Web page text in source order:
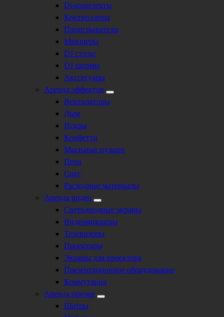
Dj-комплекты
Контроллеры
Проигрыватели
Микшеры
DJ столы
DJ ширмы
Акссесуары
Аренда эффектов
Вентиляторы
Дым
Искры
Конфетти
Мыльные пузыри
Пена
Снег
Расходные материалы
Аренда видео
Светодиодные экраны
Видеомикшеры
Телевизоры
Проекторы
Экраны для проектора
Презентационное оборудование
Коммутация
Аренда прочее
Шатры